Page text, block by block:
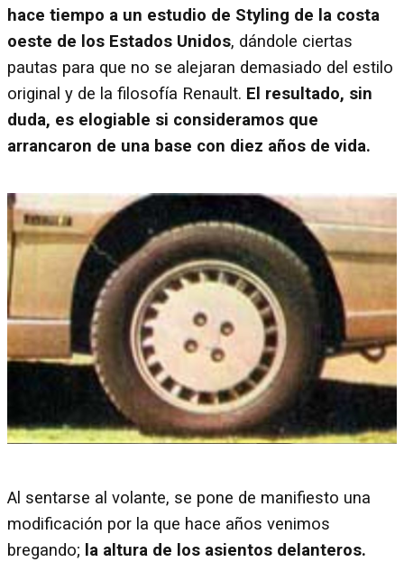
hace tiempo a un estudio de Styling de la costa
oeste de los Estados Unidos, dándole ciertas
pautas para que no se alejaran demasiado del estilo
original y de la filosofía Renault. El resultado, sin
duda, es elogiable si consideramos que
arrancaron de una base con diez años de vida.
Al sentarse al volante, se pone de manifiesto una
modificación por la que hace años venimos
bregando; la altura de los asientos delanteros.